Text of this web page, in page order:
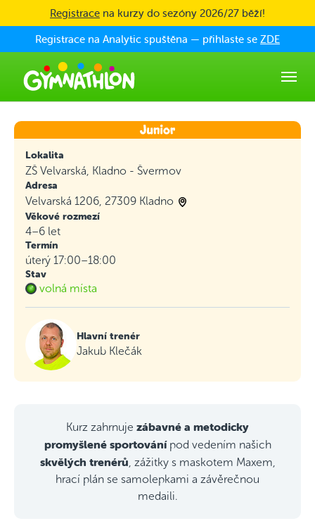
Skip to main content
Registrace na kurzy do sezóny 2026/27 běží!
Registrace na Analytic spuštěna — přihlaste se ZDE
Lokalita
ZŠ Velvarská, Kladno - Švermov
Adresa
Velvarská 1206, 27309 Kladno
Věkové rozmezí
4–6 let
Termín
úterý 17:00–18:00
Stav
volná místa
Hlavní trenér
Jakub Klečák
Kurz zahrnuje zábavné a metodicky
promyšlené sportovánípod vedením našich
skvělých trenérů , zážitky s maskotem Maxem,
hrací plán se samolepkami a závěrečnou
medaili.